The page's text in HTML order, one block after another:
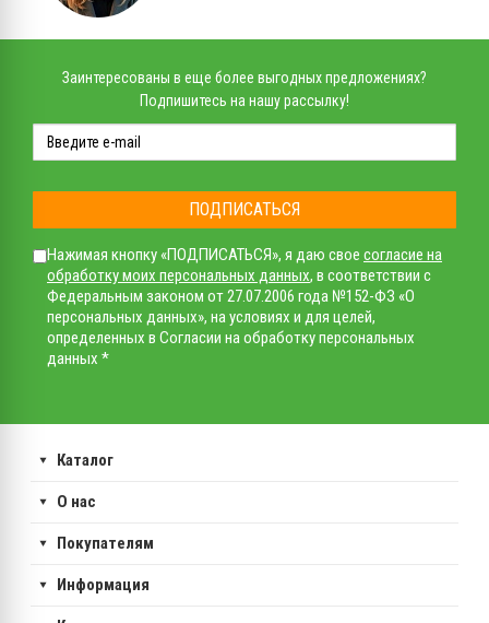
Заинтересованы в еще более выгодных предложениях?
Подпишитесь на нашу рассылку!
ПОДПИСАТЬСЯ
Нажимая кнопку «ПОДПИСАТЬСЯ», я даю свое согласие на
обработку моих персональных данных, в соответствии с
Федеральным законом от 27.07.2006 года №152-ФЗ «О
персональных данных», на условиях и для целей,
определенных в Согласии на обработку персональных
данных *
Каталог
О нас
Покупателям
Информация